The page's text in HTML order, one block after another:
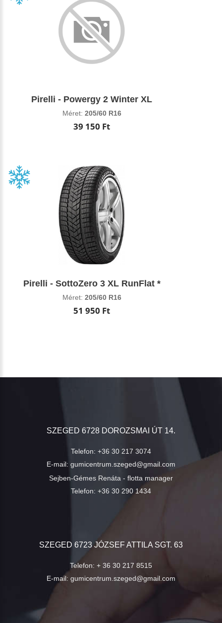
Pirelli - Powergy 2 Winter XL
Méret: 205/60 R16
39 150 Ft
Pirelli - SottoZero 3 XL RunFlat *
Méret: 205/60 R16
51 950 Ft
SZEGED 6728 DOROZSMAI ÚT 14.
Telefon: +36 30 217 3074
E-mail: gumicentrum.szeged@gmail.com
Sejben-Gémes Renáta - flotta manager
Telefon: +36 30 290 1434
SZEGED 6723 JÓZSEF ATTILA SGT. 63
Telefon: + 36 30 217 8515
E-mail: gumicentrum.szeged@gmail.com